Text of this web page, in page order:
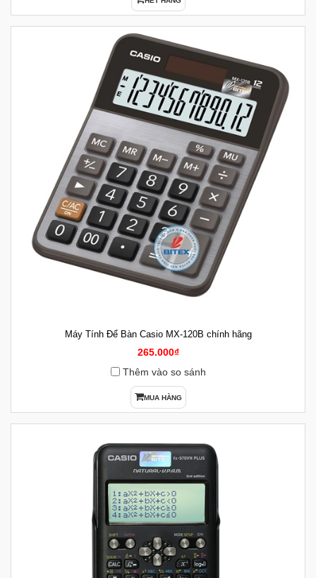
Máy Tính Để Bàn Casio MX-120B chính hãng
265.000₫
Thêm vào so sánh
MUA HÀNG